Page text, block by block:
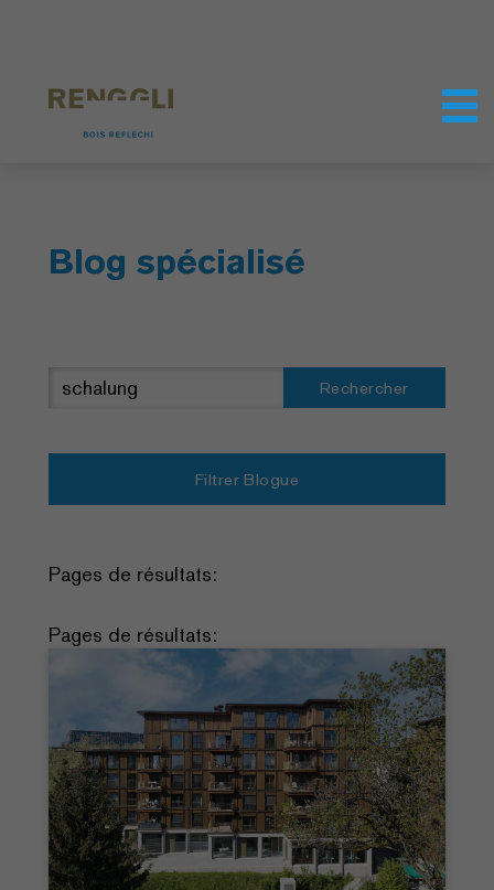
Blog spécialisé
Rechercher
Filtrer Blogue
Pages de résultats:
Pages de résultats: